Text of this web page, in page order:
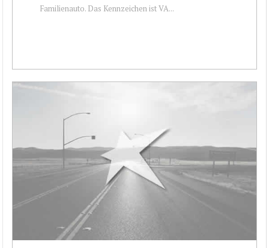
Familienauto. Das Kennzeichen ist VA...